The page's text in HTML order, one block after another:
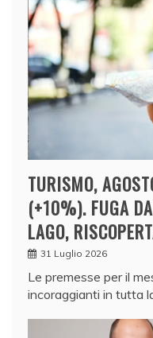
TURISMO,
(+10%). FUGA
LAGO,
31 Luglio 2026
Le premesse per il
incoraggianti in tutta